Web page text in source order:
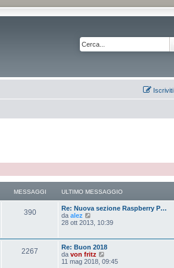
Iscriviti
MESSAGGI ULTIMO MESSAGGIO
390
Re: Nuova sezione Raspberry P…
da alez
e
u
t
i
28 ott 2013, 10:39
2267
Re: Buon 2018
da von fritz
e
11 mag 2018, 09:45